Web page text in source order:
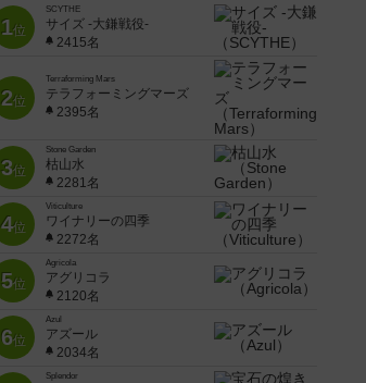
ファンタジー フライト ゲームズ（Fantasy Flight Games）
1位
SCYTHE
サイズ -大鎌戦役-
2415名
2位
Terraforming Mars
テラフォーミングマーズ
2395名
3位
Stone Garden
枯山水
2281名
4位
Viticulture
ワイナリーの四季
2272名
5位
Agricola
アグリコラ
2120名
6位
Azul
アズール
2034名
Splendor